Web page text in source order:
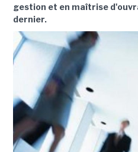
gestion et en maîtrise
dernier.